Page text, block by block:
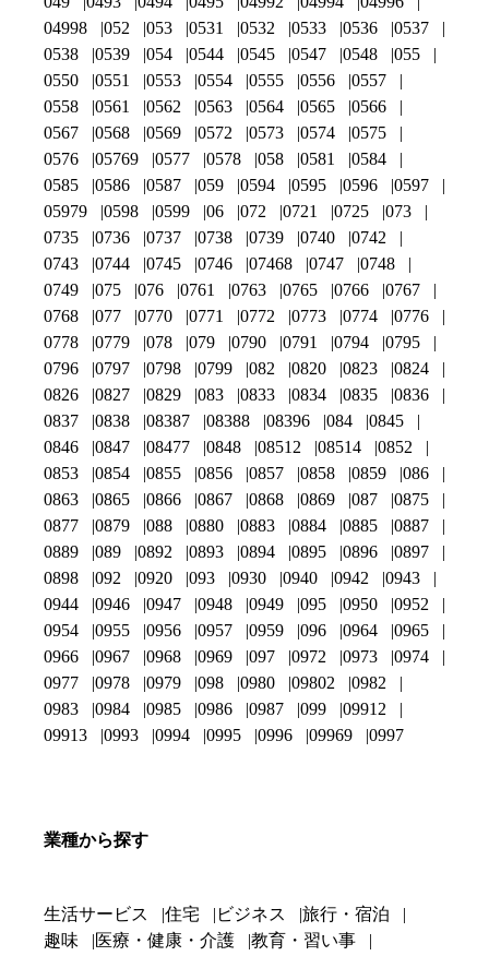
04998
052 053 0531 0532 0533 0536
0537
0538
0539 054 0544 0545 0547 0548
055
0550
0551 0553 0554 0555 0556
0557
0558
0561 0562 0563 0564 0565
0566
0567
0568 0569 0572 0573 0574
0575
0576
05769 0577 0578 058 0581
0584
0585
0586 0587 059 0594 0595 0596
0597
05979
0598 0599 06 072 0721 0725
073
0735
0736 0737 0738 0739 0740
0742
0743
0744 0745 0746 07468 0747
0748
0749
075 076 0761 0763 0765 0766
0767
0768
077 0770 0771 0772 0773 0774
0776
0778
0779 078 079 0790 0791 0794
0795
0796
0797 0798 0799 082 0820 0823
0824
0826
0827 0829 083 0833 0834 0835
0836
0837
0838 08387 08388 08396 084
0845
0846
0847 08477 0848 08512 08514
0852
0853
0854 0855 0856 0857 0858 0859
086
0863
0865 0866 0867 0868 0869 087
0875
0877
0879 088 0880 0883 0884 0885
0887
0889
089 0892 0893 0894 0895 0896
0897
0898
092 0920 093 0930 0940 0942
0943
0944
0946 0947 0948 0949 095 0950
0952
0954
0955 0956 0957 0959 096 0964
0965
0966
0967 0968 0969 097 0972 0973
0974
0977
0978 0979 098 0980 09802
0982
0983
0984 0985 0986 0987 099
09912
09913
0993 0994 0995 0996 09969 0997
業種から探す
生活サービス 住宅 ビジネス
旅行・宿泊
趣味
医療・健康・介護
教育・習い事